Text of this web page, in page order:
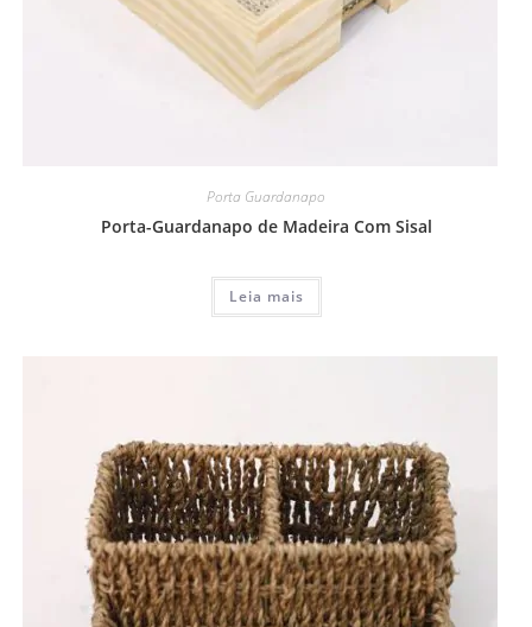
Porta Guardanapo
Porta-Guardanapo de Madeira Com Sisal
Leia mais